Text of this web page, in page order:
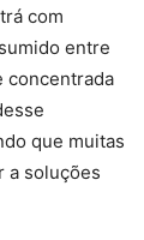
com
entre
concentrada
que muitas
a soluções